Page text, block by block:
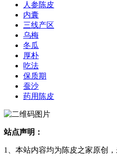
人参陈皮
内囊
三线产区
乌梅
冬瓜
厚朴
吃法
保质期
蚕沙
药用陈皮
站点声明：
1、本站内容均为陈皮之家原创